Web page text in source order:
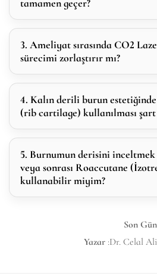
tamamen geçer?
3. Ameliyat sırasında CO2
sürecimi zorlaştırır mı?
4. Kalın derili burun estetiğinde
(rib cartilage) kullanılması şart
5. Burnumun derisini
veya sonrası Roaccutane
kullanabilir miyim?
Son
Yazar :Dr. Celal